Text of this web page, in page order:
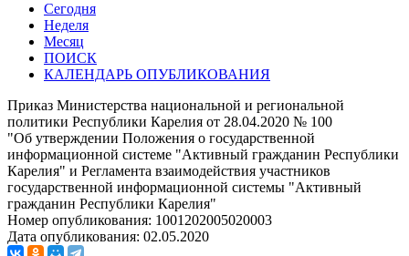
Сегодня
Неделя
Месяц
ПОИСК
КАЛЕНДАРЬ ОПУБЛИКОВАНИЯ
Приказ Министерства национальной и региональной
политики Республики Карелия от 28.04.2020 № 100
"Об утверждении Положения о государственной
информационной системе "Активный гражданин Республики
Карелия" и Регламента взаимодействия участников
государственной информационной системы "Активный
гражданин Республики Карелия"
Номер опубликования: 1001202005020003
Дата опубликования: 02.05.2020